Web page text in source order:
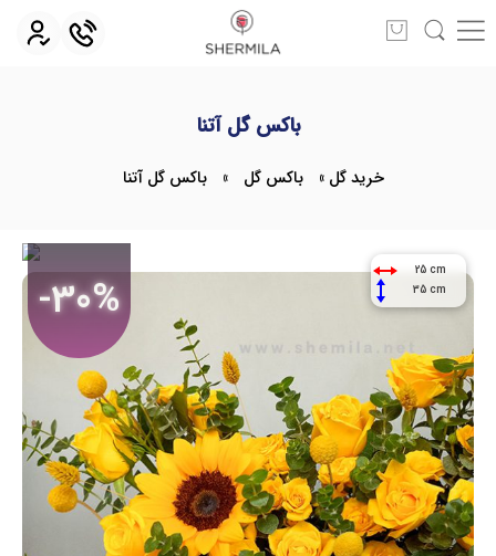
باکس گل آتنا
خرید گل » باکس گل » باکس گل آتنا
-30%
25 cm
35 cm